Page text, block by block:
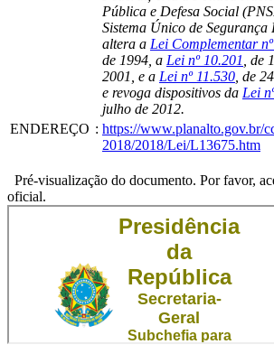
Pública e Defesa Social
Sistema Único de Segurança
altera a Lei Complementar
de 1994, a Lei nº 10.201 , de
2001, e a Lei nº 11.530 , de
e revoga dispositivos da Lei
julho de 2012.
ENDEREÇO : https://www.planalto.gov.br/
2018/2018/Lei/L13675.htm
Pré-visualização do documento. Por favor,
oficial.